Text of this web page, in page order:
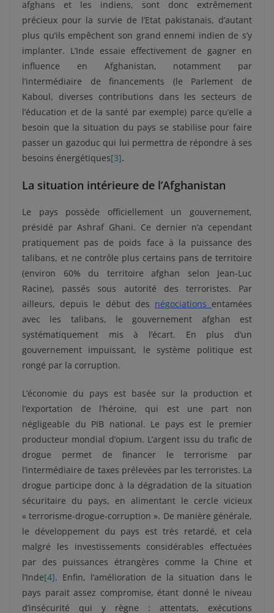
afghans et les indiens, sont donc extrêmement
précieux pour la survie de l’Etat pakistanais, d’autant
plus qu’ils empêchent son grand ennemi indien de s’y
implanter. L’Inde essaie effectivement de gagner en
influence en Afghanistan, notamment par
l’intermédiaire de financements (le Parlement de
Kaboul, diverses contributions dans les secteurs de
l’éducation et de la santé par exemple) parce qu’elle a
besoin que la situation du pays se stabilise pour faire
passer un gazoduc qui lui permettra de répondre à ses
besoins énergétiques[3].
La situation intérieure de l’Afghanistan
Le pays possède officiellement un gouvernement,
présidé par Ashraf Ghani. Ce dernier n’a cependant
pratiquement pas de poids face à la puissance des
talibans, et ne contrôle plus certains pans de territoire
(environ 60% du territoire afghan selon Jean-Luc
Racine), passés sous autorité des terroristes. Par
ailleurs, depuis le début des négociations entamées
avec les talibans, le gouvernement afghan est
systématiquement mis à l’écart. En plus d’un
gouvernement impuissant, le système politique est
rongé par la corruption.
L’économie du pays est basée sur la production et
l’exportation de l’héroïne, qui est une part non
négligeable du PIB national. Le pays est le premier
producteur mondial d’opium. L’argent issu du trafic de
drogue permet de financer le terrorisme par
l’intermédiaire de taxes prélevées par les terroristes. La
drogue participe donc à la dégradation de la situation
sécuritaire du pays, en alimentant le cercle vicieux
« terrorisme-drogue-corruption ». De manière générale,
le développement du pays est très retardé, et cela
malgré les investissements considérables effectuées
par des puissances étrangères comme la Chine et
l’Inde[4]. Enfin, l’amélioration de la situation dans le
pays parait assez compromise, étant donné le niveau
d’insécurité qui y règne : attentats, exécutions